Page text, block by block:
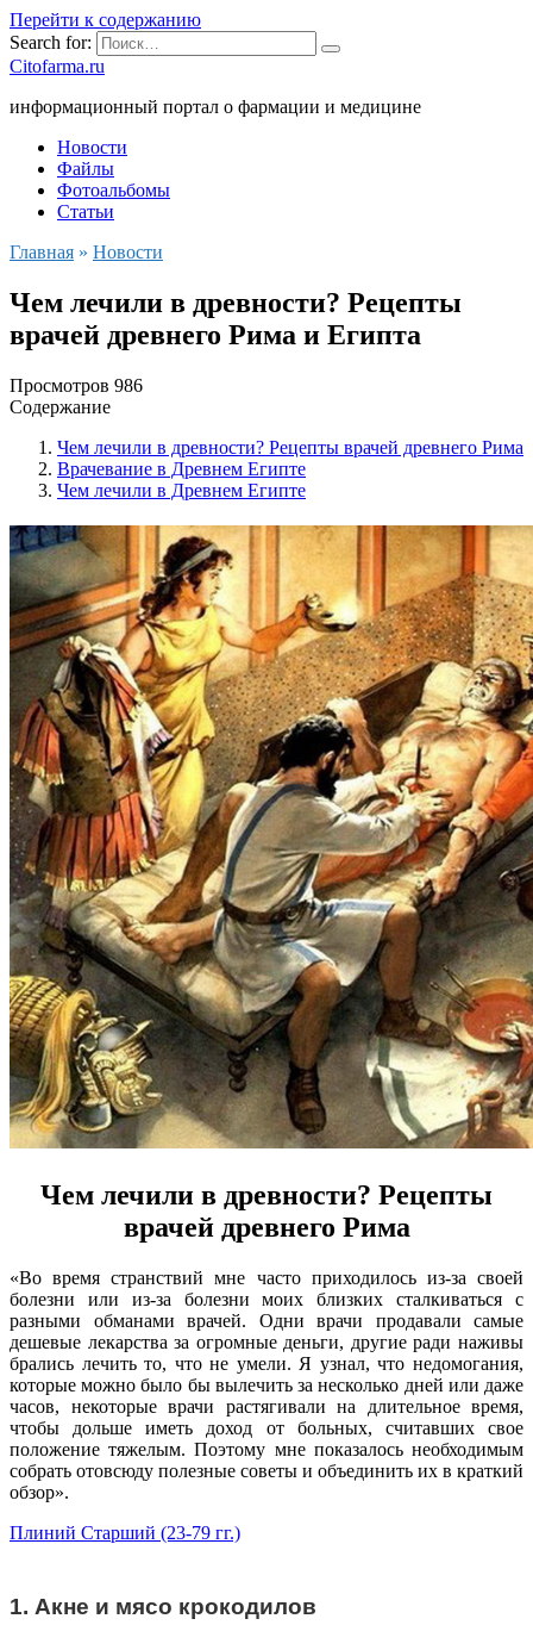
Перейти к содержанию
Search for:
Citofarma.ru
информационный портал о фармации и медицине
Новости
Файлы
Фотоальбомы
Статьи
Главная » Новости
Чем лечили в древности? Рецепты
врачей древнего Рима и Египта
Просмотров 986
Содержание
Чем лечили в древности? Рецепты врачей древнего Рима
Врачевание в Древнем Египте
Чем лечили в Древнем Египте
Чем лечили в древности? Рецепты
врачей древнего Рима
«Во время странствий мне часто приходилось из-за своей
болезни или из-за болезни моих близких сталкиваться с
разными обманами врачей. Одни врачи продавали самые
дешевые лекарства за огромные деньги, другие ради наживы
брались лечить то, что не умели. Я узнал, что недомогания,
которые можно было бы вылечить за несколько дней или даже
часов, некоторые врачи растягивали на длительное время,
чтобы дольше иметь доход от больных, считавших свое
положение тяжелым. Поэтому мне показалось необходимым
собрать отовсюду полезные советы и объединить их в краткий
обзор».
Плиний Старший (23-79 гг.)
1. Акне и мясо крокодилов